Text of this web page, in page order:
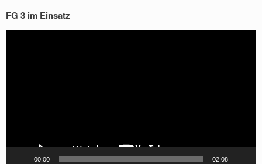
FG 3 im Einsatz
00:00 02:08